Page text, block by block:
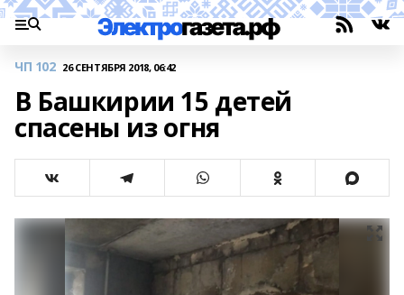
ЧП 102 26 СЕНТЯБРЯ 2018, 06:42
В Башкирии 15 детей
спасены из огня